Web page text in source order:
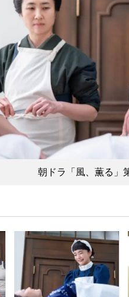
朝ドラ「風、薫る